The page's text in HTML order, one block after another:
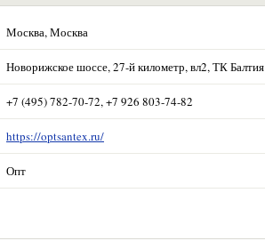
Москва, Москва
Новорижское шоссе, 27-й километр, вл2, ТК Балтия
+7 (495) 782-70-72, +7 926 803-74-82
https://optsantex.ru/
Опт